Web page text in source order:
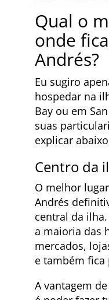
Qual o
onde
Andrés?
Eu sugiro
hospedar na
Bay ou em
suas
explicar
Centro da
O melhor
Andrés
central da
a maioria das
mercados,
e também
A vantagem